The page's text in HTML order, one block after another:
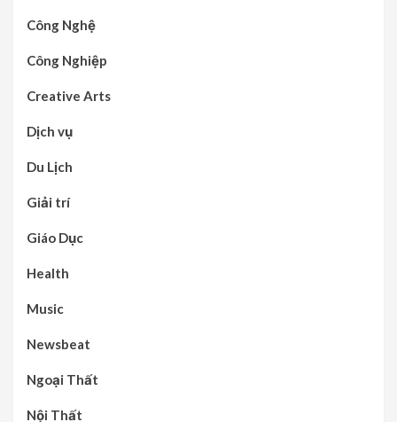
Công Nghệ
Công Nghiệp
Creative Arts
Dịch vụ
Du Lịch
Giải trí
Giáo Dục
Health
Music
Newsbeat
Ngoại Thất
Nội Thất